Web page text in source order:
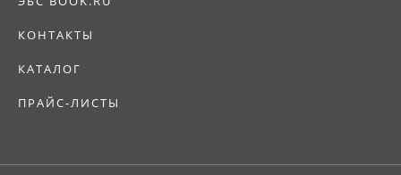
КОНТАКТЫ
КАТАЛОГ
ПРАЙС-ЛИСТЫ